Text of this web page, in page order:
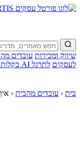
שיווק ומכירות עובדים
לעסקים לתרגל AI בקלות!
בית › עובדים מהבית ›